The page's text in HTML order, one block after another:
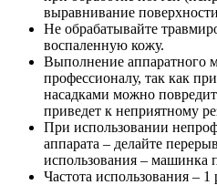
выравнивание
Не обрабатывайте
воспаленную кожу.
Выполнение аппаратного
профессионалу, так как
насадками можно
приведет к неприятному
При использовании
аппарата – делайте
использования – машинка
Частота использования – 1